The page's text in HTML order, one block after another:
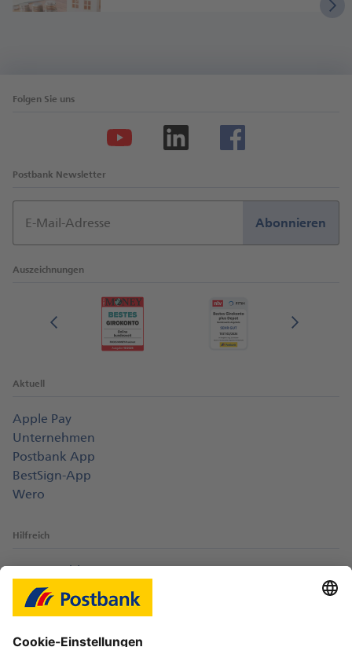
Folgen Sie uns
Postbank Newsletter
E-Mail-Adresse Abonnieren
Auszeichnungen
Aktuell
Apple Pay
Unternehmen
Postbank App
BestSign-App
Wero
Hilfreich
Login-Probleme
Karte sperren
Kontakt